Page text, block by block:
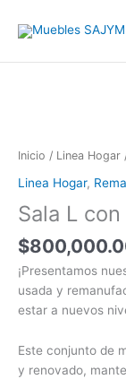
Inicio / Linea Hogar
Linea Hogar,
Sala L
$
¡Presentamos
usada y
estar a nuevos
Este conjunto de
y renovado,